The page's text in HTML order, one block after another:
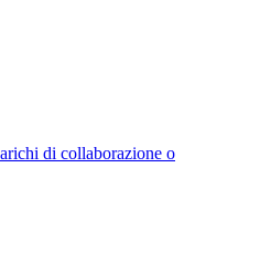
di collaborazione o